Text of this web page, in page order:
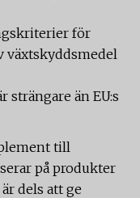
för
växtskyddsmedel
än EU:s
till
på produkter
dels att ge